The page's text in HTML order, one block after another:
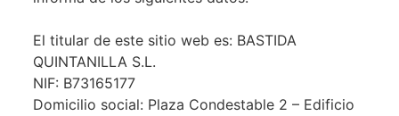
El titular de este sitio web es: BASTIDA
QUINTANILLA S.L.
NIF: B73165177
Domicilio social: Plaza Condestable 2 – Edificio